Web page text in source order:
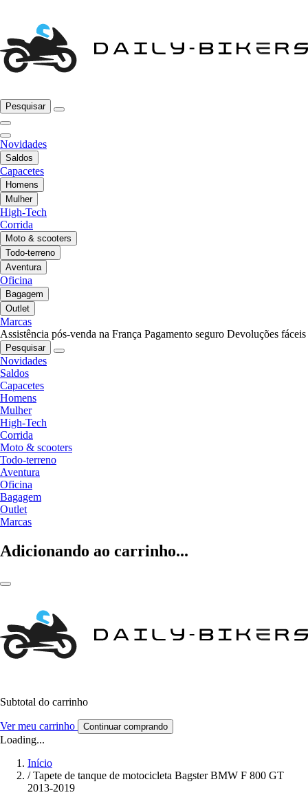
Pesquisar
Novidades
Saldos
Capacetes
Homens
Mulher
High-Tech
Corrida
Moto & scooters
Todo-terreno
Aventura
Oficina
Bagagem
Outlet
Marcas
Assistência pós-venda na França Pagamento seguro Devoluções fáceis
Pesquisar
Novidades
Saldos
Capacetes
Homens
Mulher
High-Tech
Corrida
Moto & scooters
Todo-terreno
Aventura
Oficina
Bagagem
Outlet
Marcas
Adicionando ao carrinho...
Subtotal do carrinho
Ver meu carrinho Continuar comprando
Loading...
Início
/ Tapete de tanque de motocicleta Bagster BMW F 800 GT
2013-2019